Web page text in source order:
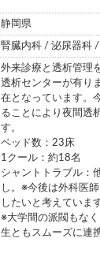
静岡県
腎臓内科 / 泌尿器科
外来診療と透析管理
透析センターが有り
在となっています。
ることにより夜間透
す。
ベッド数：23床
1クール：約18名
シャントトラブル：
し。※今後は外科医
したいと考えていま
※大学間の派閥もな
生ともスムーズに連